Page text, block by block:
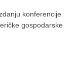
konferencije
gospodarske